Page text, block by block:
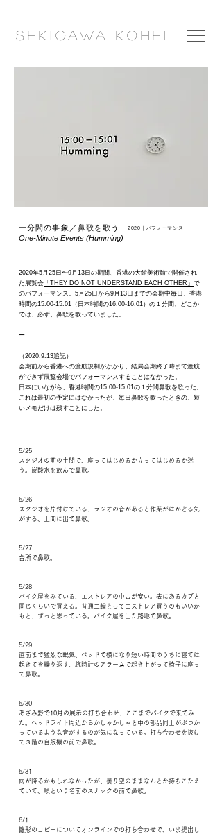
​Seki gawa Ko hei
一分間の事象／鼻歌を歌う 2020｜パフォーマンス
One-Minute Events (Humming)
2020年5月25日〜9月13日の期間、香港の大館美術館で開催され
た展覧会 「THEY DO NOT UNDERSTAND EACH OTHER」 で
のパフォーマンス。5月25日から9月13日までの会期中毎日、香港
時間の15:00-15:01（日本時間の16:00-16:01）の１分間、どこか
では、必ず、鼻歌を歌っていました。
ー
（2020.9.13追記）
会期前から香港への渡航規制がかかり、結局会期終了時まで渡航
ができず展覧会場でパフォーマンスすることはなかった。
日本にいながら、香港時間の15:00-15:01の１分間鼻歌を歌った。
これは最初の予定にはなかったが、毎日鼻歌を歌ったときの、短
いメモだけは残すことにした。
5/25
スタジオの前の土間で、座ってはじめるか立ってはじめるか迷
う。炭酸水を飲んで鼻歌。
5/26
スタジオを片付けている、ラジオの音があると作業がはかどる気
がする、土間に出て鼻歌。
5/27
台所で鼻歌。
5/28
バイク屋をみている、エストレアの中古が安い。表にあるカブと
同じくらいで買える。普通二輪とってエストレア買うのもいいか
もと、ずっと思っている。バイク屋を出た路地で鼻歌。
5/29
直前まで猛烈な眠気、ベッドで横になり短い時間のうちに寝ては
起きてを繰り返す、腕時計のアラームで起き上がって椅子に座っ
て鼻歌。
5/30
あざみ野で10月の展示の打ち合わせ、ここまでバイクで来てみ
た。ヘッドライト周辺からかしゃかしゃと中の部品同士がぶつか
っているような音がするのが気になっている。打ち合わせを抜け
て３階の自販機の前で鼻歌。
5/31
雨が降るかもしれなかったが、曇り空のままなんとか持ちこたえ
ていて、順という名前のスナックの前で鼻歌。
6/1
雛形のコピーについてオンラインでの打ち合わせで、いま提出し